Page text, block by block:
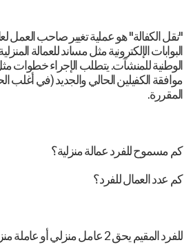
"نقل الكفالة" هو عملية تغيير صاحب العمل
البوابات الإلكترونية مثل مساند للعمالة
الوطنية للمنشآت. يتطلب الإجراء خطوات
موافقة الكفيلين الحالي والجديد (في أغلب
المقررة.
كم مسموح للفرد عمالة منزلية؟
كم عدد العمال للفرد؟
للفرد المقيم يحق 2 عامل منزلي أو عاملة منزلية بدون رسوم إضافية.